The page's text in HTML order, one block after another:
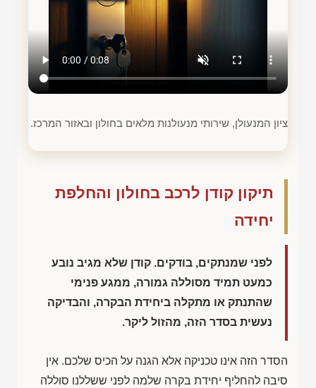
ציון המנעולן, שירותי מנעולנות מלאים בחולון ובאזור המרכז.
תיקון קודן לרכב בחולון והחלפת
יחידה
לפני שמנתקים, בודקים. קודן שלא מגיב נובע
כמעט תמיד מסוללה גמורה, ממגע פנימי
שהתנתק או מתקלה ביחידת הבקרה, והבדיקה
נעשית בסדר הזה, מהזול ליקר.
הסדר הזה אינו טכניקה אלא הגנה על הכיס שלכם. אין
סיבה להחליף יחידת בקרה שלמה לפני ששללנו סוללה